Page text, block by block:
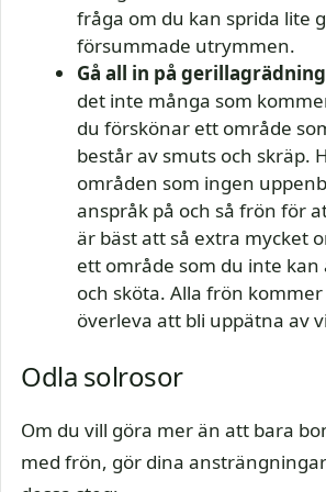
fråga om du kan sprida lite
försummade utrymmen.
Gå all in på gerillagrädning
det inte många som
du förskönar ett område
består av smuts och skräp.
områden som ingen
anspråk på och så frön för
är bäst att så extra mycket
ett område som du inte
och sköta. Alla frön
överleva att bli uppätna av
Odla solrosor
Om du vill göra mer än att bara
med frön, gör dina